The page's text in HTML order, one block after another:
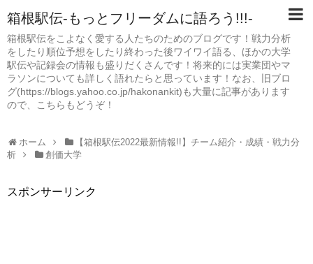
箱根駅伝-もっとフリーダムに語ろう!!!-
箱根駅伝をこよなく愛する人たちのためのブログです！戦力分析
をしたり順位予想をしたり終わった後ワイワイ語る、ほかの大学
駅伝や記録会の情報も盛りだくさんです！将来的には実業団やマ
ラソンについても詳しく語れたらと思っています！なお、旧ブロ
グ(https://blogs.yahoo.co.jp/hakonankit)も大量に記事があります
ので、こちらもどうぞ！
ホーム
【箱根駅伝2022最新情報!!】チーム紹介・成績・戦力分
析
創価大学
スポンサーリンク